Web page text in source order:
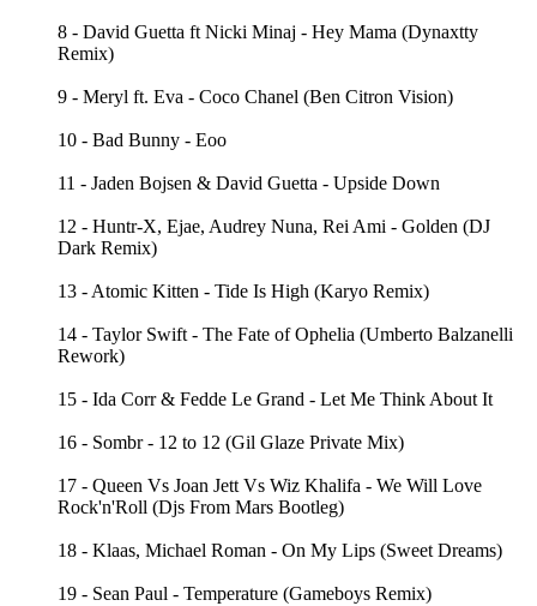
8 - David Guetta ft Nicki Minaj - Hey Mama (Dynaxtty
Remix)
9 - Meryl ft. Eva - Coco Chanel (Ben Citron Vision)
10 - Bad Bunny - Eoo
11 - Jaden Bojsen & David Guetta - Upside Down
12 - Huntr-X, Ejae, Audrey Nuna, Rei Ami - Golden (DJ
Dark Remix)
13 - Atomic Kitten - Tide Is High (Karyo Remix)
14 - Taylor Swift - The Fate of Ophelia (Umberto Balzanelli
Rework)
15 - Ida Corr & Fedde Le Grand - Let Me Think About It
16 - Sombr - 12 to 12 (Gil Glaze Private Mix)
17 - Queen Vs Joan Jett Vs Wiz Khalifa - We Will Love
Rock'n'Roll (Djs From Mars Bootleg)
18 - Klaas, Michael Roman - On My Lips (Sweet Dreams)
19 - Sean Paul - Temperature (Gameboys Remix)